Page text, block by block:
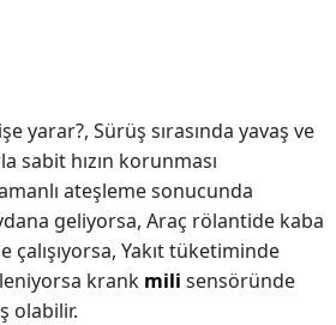
yarar?, Sürüş sırasında yavaş ve
sabit hızın korunması
ateşleme sonucunda
geliyorsa, Araç rölantide kaba
Yakıt tüketiminde
krank mili sensöründe
olabilir.